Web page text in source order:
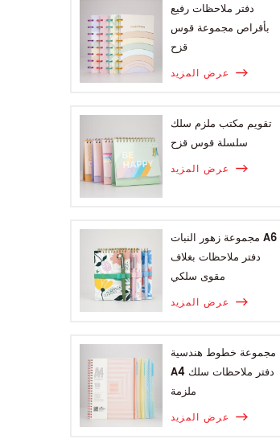
دفتر ملاحظات رفيع
بأقراص مجموعة قوس
قزح
عرض المزيد
تقويم مكتب ملزم سلك
سلسلة قوس قزح
عرض المزيد
مجموعة زهور النبات A6
دفتر ملاحظات بغلاف
مقوى سلكي
عرض المزيد
مجموعة خطوط هندسية
A4 دفتر ملاحظات سلك
ملزمة
عرض المزيد